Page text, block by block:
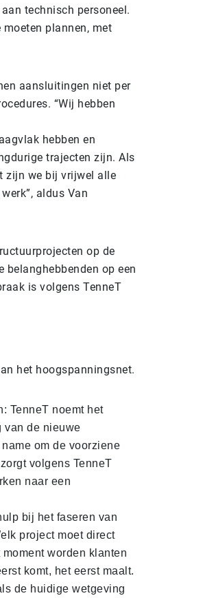
technisch personeel.
moeten plannen, met
aansluitingen niet per
“Wij hebben
hebben en
trajecten zijn. Als
zijn we bij vrijwel alle
aldus Van
op de
op een
is volgens TenneT
het hoogspanningsnet.
TenneT noemt het
van de nieuwe
om de voorziene
volgens TenneT
naar een
bij het faseren van
project moet direct
worden klanten
komt, het eerst maalt.
de huidige wetgeving